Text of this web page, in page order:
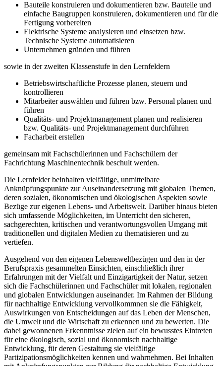
Bauteile konstruieren und dokumentieren bzw. Bauteile und
einfache Baugruppen konstruieren, dokumentieren und für die
Fertigung vorbereiten
Elektrische Systeme analysieren und einsetzen bzw.
Technische Systeme automatisieren
Unternehmen gründen und führen
sowie in der zweiten Klassenstufe in den Lernfeldern
Betriebswirtschaftliche Prozesse planen, steuern und
kontrollieren
Mitarbeiter auswählen und führen bzw. Personal planen und
führen
Qualitäts- und Projektmanagement planen und realisieren
bzw. Qualitäts- und Projektmanagement durchführen
Facharbeit erstellen
gemeinsam mit Fachschülerinnen und Fachschülern der
Fachrichtung Maschinentechnik beschult werden.
Die Lernfelder beinhalten vielfältige, unmittelbare
Anknüpfungspunkte zur Auseinander­setzung mit globalen Themen,
deren sozialen, ökonomischen und ökologischen Aspekten sowie
Bezüge zur eigenen Lebens- und Arbeitswelt. Darüber hinaus bieten
sich umfassende Möglichkeiten, im Unterricht den sicheren,
sachgerechten, kritischen und verantwortungsvollen Umgang mit
traditionellen und digitalen Medien zu thematisieren und zu
vertiefen.
Ausgehend von den eigenen Lebensweltbezügen und den in der
Berufspraxis gesammel­ten Einsichten, einschließlich ihrer
Erfahrungen mit der Vielfalt und Einzigartigkeit der Natur, setzen
sich die Fachschülerinnen und Fachschüler mit lokalen, regionalen
und globalen Entwicklungen auseinander. Im Rahmen der Bildung
für nachhaltige Entwicklung vervollkommnen sie die Fähigkeit,
Auswirkungen von Entscheidungen auf das Leben der Menschen,
die Umwelt und die Wirtschaft zu erkennen und zu bewerten. Die
dabei gewonnenen Erkenntnisse zielen auf ein bewusstes Eintreten
für eine ökologisch, sozial und ökonomisch nachhaltige
Entwicklung, für deren Gestaltung sie vielfältige
Partizipationsmöglichkeiten kennen und wahrnehmen. Bei Inhalten